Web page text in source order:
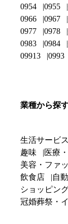
0954
0955
0966
0967
0977
0978
0983
0984
09913
0993
業種から探
生活サービス
趣味
医療
美容・ファ
飲食店
自
ショッピン
冠婚葬祭・